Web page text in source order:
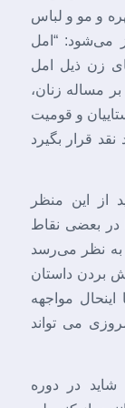
و مو و لباس
می‌شود: “امل
زن ذیل امل
مساله زنان،
و قومیت
قرار بگیرد
از این منظر
در بعضی نقاط
به نظر می‌رسد
بردن داستان
مواجهه
می تواند
در دوره